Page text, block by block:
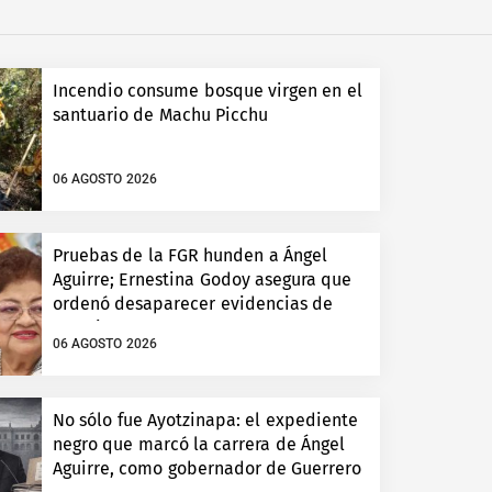
Incendio consume bosque virgen en el
santuario de Machu Picchu
06 AGOSTO 2026
Pruebas de la FGR hunden a Ángel
Aguirre; Ernestina Godoy asegura que
ordenó desaparecer evidencias de
Ayotzinapa
06 AGOSTO 2026
No sólo fue Ayotzinapa: el expediente
negro que marcó la carrera de Ángel
Aguirre, como gobernador de Guerrero